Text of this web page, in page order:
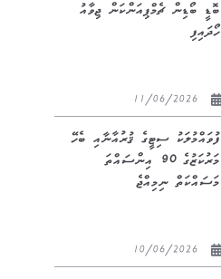
ބޮޑީ ބޯޑިން ޗެމްޕިއަންކަން ޖިވާއު
ހޯދައިފި
ފުވައްމުލަކު ސިޓީގެ ޤުރުއާނާއި ބެހޭ
މަރުކަޒުގެ 90 އިންސައްތަ
މަސައްކަތް ނިމިއްޖެ